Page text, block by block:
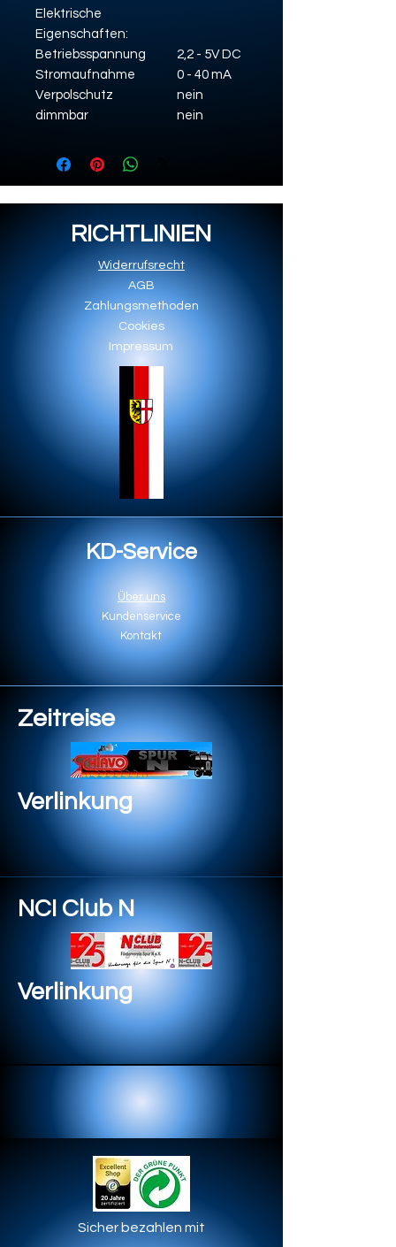
Elektrische
Eigenschaften:
Betriebsspannung
2,2 - 5V DC
Stromaufnahme
0 - 40 mA
Verpolschutz
nein
dimmbar
nein
RICHTLINIEN
Widerrufsrecht
AGB
Zahlungsmethoden
Cookies
Impressum
KD-Service
Über uns
Kundenservice
Kontakt
Zeitreise
Verlinkung
NCI Club N
Verlinkung
Sicher bezahlen mit